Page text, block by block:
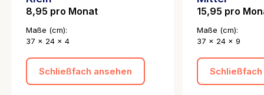
8,95 pro Monat
Maße (cm):
37 x 24 x 4
Schließfach ansehen
15,95 pro
Maße (cm):
37 x 24 x 9